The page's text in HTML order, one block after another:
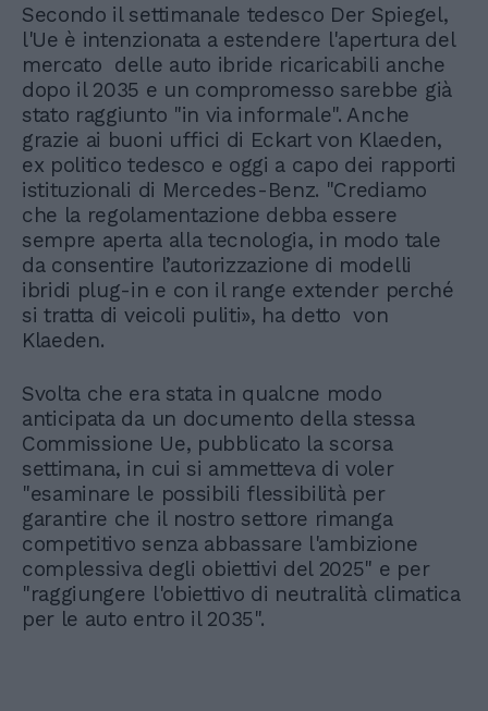
Secondo il settimanale tedesco Der Spiegel,
l'Ue è intenzionata a estendere l'apertura del
mercato delle auto ibride ricaricabili anche
dopo il 2035 e un compromesso sarebbe già
stato raggiunto "in via informale". Anche
grazie ai buoni uffici di Eckart von Klaeden,
ex politico tedesco e oggi a capo dei rapporti
istituzionali di Mercedes-Benz. "Crediamo
che la regolamentazione debba essere
sempre aperta alla tecnologia, in modo tale
da consentire l’autorizzazione di modelli
ibridi plug-in e con il range extender perché
si tratta di veicoli puliti», ha detto von
Klaeden.
Svolta che era stata in qualcne modo
anticipata da un documento della stessa
Commissione Ue, pubblicato la scorsa
settimana, in cui si ammetteva di voler
"esaminare le possibili flessibilità per
garantire che il nostro settore rimanga
competitivo senza abbassare l'ambizione
complessiva degli obiettivi del 2025" e per
"raggiungere l'obiettivo di neutralità climatica
per le auto entro il 2035".